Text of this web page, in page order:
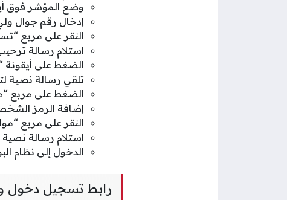
وضع المؤشر فوق
إدخال رقم جوال
النقر على مربع
استلام رسالة
الضغط على أيقونة
تلقي رسالة نصية
الضغط على مربع
إضافة الرمز
النقر على مربع
استلام رسالة نصية
الدخول إلى نظام
رابط تسجيل دخول